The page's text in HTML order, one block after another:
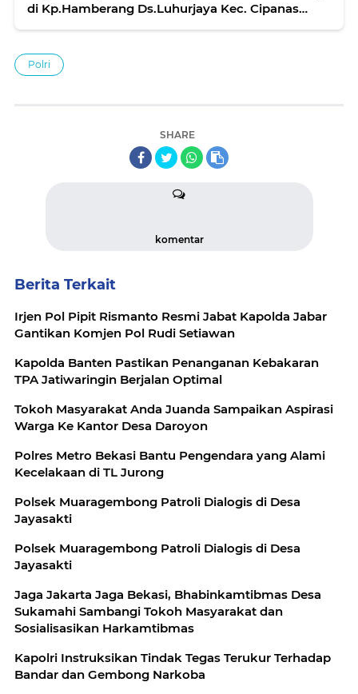
di Kp.Hamberang Ds.Luhurjaya Kec. Cipanas
Polri
SHARE
komentar
Berita Terkait
Irjen Pol Pipit Rismanto Resmi Jabat Kapolda Jabar
Gantikan Komjen Pol Rudi Setiawan
Kapolda Banten Pastikan Penanganan Kebakaran
TPA Jatiwaringin Berjalan Optimal
Tokoh Masyarakat Anda Juanda Sampaikan Aspirasi
Warga Ke Kantor Desa Daroyon
Polres Metro Bekasi Bantu Pengendara yang Alami
Kecelakaan di TL Jurong
Polsek Muaragembong Patroli Dialogis di Desa
Jayasakti
Polsek Muaragembong Patroli Dialogis di Desa
Jayasakti
Jaga Jakarta Jaga Bekasi, Bhabinkamtibmas Desa
Sukamahi Sambangi Tokoh Masyarakat dan
Sosialisasikan Harkamtibmas
Kapolri Instruksikan Tindak Tegas Terukur Terhadap
Bandar dan Gembong Narkoba